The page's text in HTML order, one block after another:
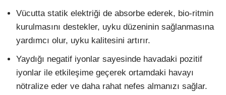
Vücutta statik elektriği de absorbe ederek, bio-ritmin
kurulmasını destekler, uyku düzeninin sağlanmasına
yardımcı olur, uyku kalitesini artırır.
Yaydığı negatif iyonlar sayesinde havadaki pozitif
iyonlar ile etkileşime geçerek ortamdaki havayı
nötralize eder ve daha rahat nefes almanızı sağlar.